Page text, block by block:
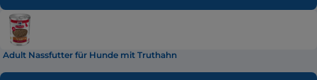
Adult Nassfutter für Hunde mit Truthahn